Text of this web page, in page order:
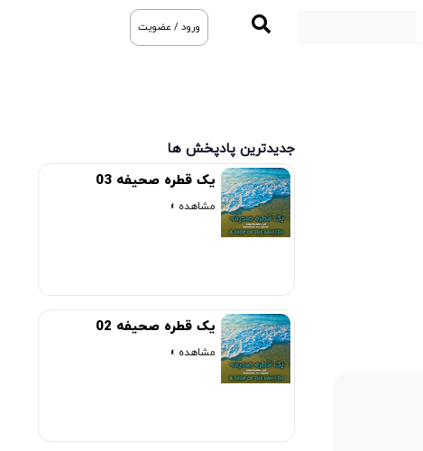
ورود / عضویت
جدیدترین پادپخش ها
یک قطره صحیفه 03
مشاهده »
یک قطره صحیفه 02
مشاهده »